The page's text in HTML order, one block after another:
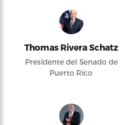
Thomas Rivera Schatz
Presidente del Senado de
Puerto Rico